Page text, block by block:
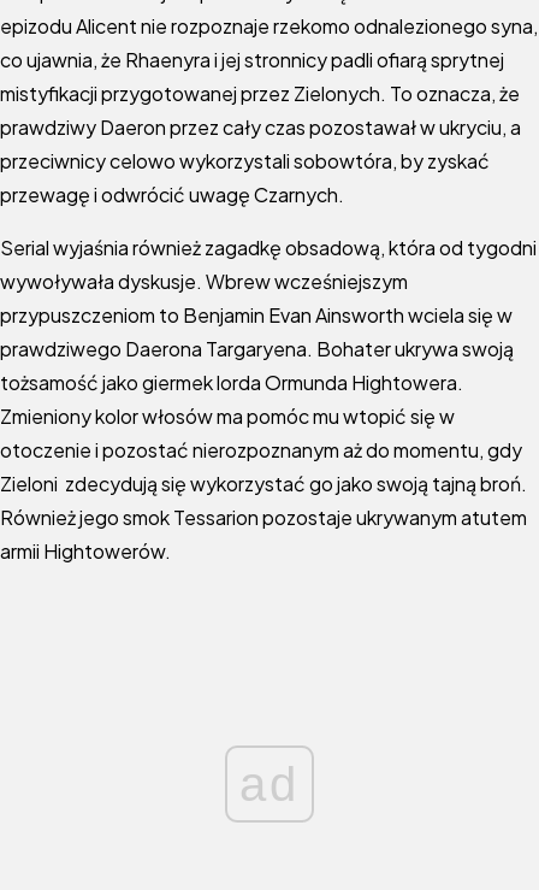
epizodu Alicent nie rozpoznaje rzekomo odnalezionego syna,
co ujawnia, że Rhaenyra i jej stronnicy padli ofiarą sprytnej
mistyfikacji przygotowanej przez Zielonych. To oznacza, że
prawdziwy Daeron przez cały czas pozostawał w ukryciu, a
przeciwnicy celowo wykorzystali sobowtóra, by zyskać
przewagę i odwrócić uwagę Czarnych.
Serial wyjaśnia również zagadkę obsadową, która od tygodni
wywoływała dyskusje. Wbrew wcześniejszym
przypuszczeniom to Benjamin Evan Ainsworth wciela się w
prawdziwego Daerona Targaryena. Bohater ukrywa swoją
tożsamość jako giermek lorda Ormunda Hightowera.
Zmieniony kolor włosów ma pomóc mu wtopić się w
otoczenie i pozostać nierozpoznanym aż do momentu, gdy
Zieloni zdecydują się wykorzystać go jako swoją tajną broń.
Również jego smok Tessarion pozostaje ukrywanym atutem
armii Hightowerów.
ad